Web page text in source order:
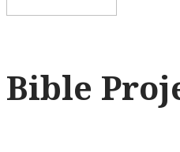
Bible